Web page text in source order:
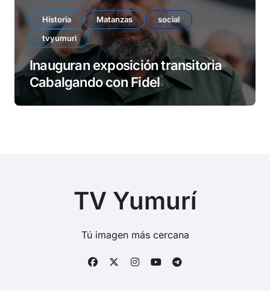
Historia Matanzas
social
tvyumuri
Inauguran exposición transitoria
Cabalgando con Fidel
TV Yumurí
Tú imagen más cercana